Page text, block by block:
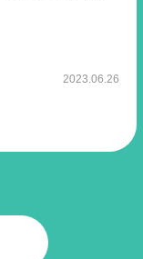
2023.06.26